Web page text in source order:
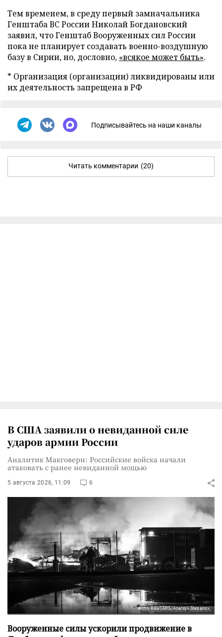
Тем временем, в среду первый замначальника
Генштаба ВС России Николай Богдановский
заявил, что Генштаб Вооруженных сил России
пока не планирует создавать военно-воздушную
базу в Сирии, но, дословно, «всякое может быть».
* Организация (организации) ликвидированы или
их деятельность запрещена в РФ
Подписывайтесь на наши каналы
Читать комментарии (20)
В США заявили о невиданной силе
ударов армии России
Аналитик Макговерн: Российские войска начали
атаковать с ранее невиданной мощью
5 августа 2026, 11:09 6
Фото: REUTERS/Anatolii Stepanov
Вооруженные силы ускорили продвижение в